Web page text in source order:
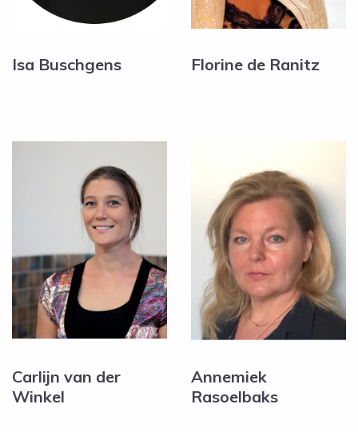
Isa Buschgens Florine de Ranitz
Carlijn van der
Winkel
Annemiek
Rasoelbaks